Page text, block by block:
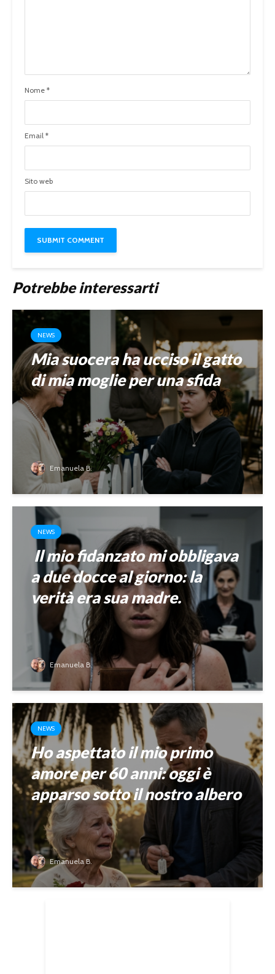
Nome *
Email *
Sito web
Potrebbe interessarti
NEWS
Mia suocera ha ucciso il gatto
di mia moglie per una sfida
Emanuela B.
NEWS
Il mio fidanzato mi obbligava
a due docce al giorno: la
verità era sua madre.
Emanuela B.
NEWS
Ho aspettato il mio primo
amore per 60 anni: oggi è
apparso sotto il nostro albero
Emanuela B.